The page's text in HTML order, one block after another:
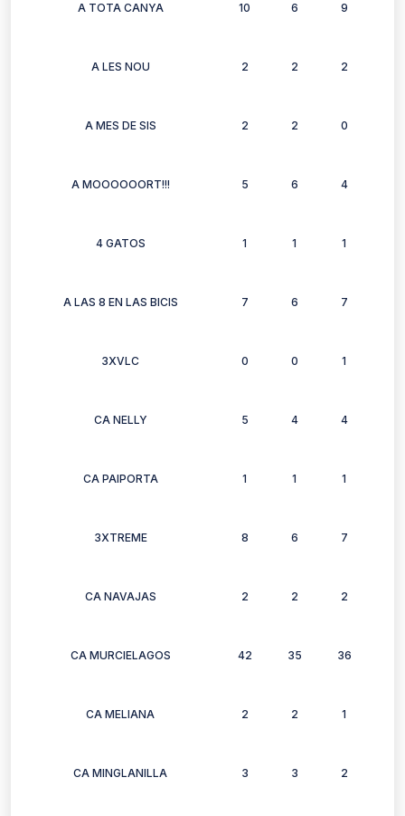
A TOTA CANYA 10 6 9
A LES NOU 2 2 2
A MES DE SIS 2 2 0
A MOOOOOORT!!! 5 6 4
4 GATOS 1 1 1
A LAS 8 EN LAS BICIS 7 6 7
3XVLC 0 0 1
CA NELLY 5 4 4
CA PAIPORTA 1 1 1
3XTREME 8 6 7
CA NAVAJAS 2 2 2
CA MURCIELAGOS 42 35 36
CA MELIANA 2 2 1
CA MINGLANILLA 3 3 2